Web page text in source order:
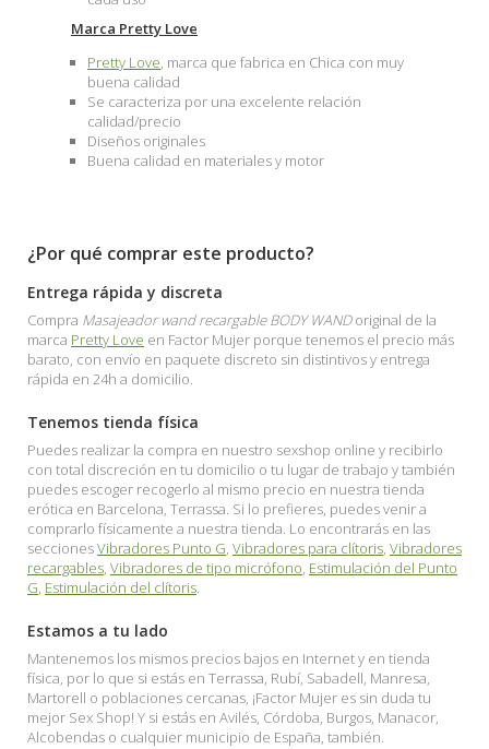
Marca Pretty Love
Pretty Love, marca que fabrica en Chica con muy
buena calidad
Se caracteriza por una excelente relación
calidad/precio
Diseños originales
Buena calidad en materiales y motor
¿Por qué comprar este producto?
Entrega rápida y discreta
Compra Masajeador wand recargable BODY WANDoriginal de la
marca Pretty Love en Factor Mujer porque tenemos el precio más
barato, con envío en paquete discreto sin distintivos y entrega
rápida en 24h a domicilio.
Tenemos tienda física
Puedes realizar la compra en nuestro sexshop online y recibirlo
con total discreción en tu domicilio o tu lugar de trabajo y también
puedes escoger recogerlo al mismo precio en nuestra tienda
erótica en Barcelona, Terrassa. Si lo prefieres, puedes venir a
comprarlo físicamente a nuestra tienda. Lo encontrarás en las
seccionesVibradores Punto G, Vibradores para clítoris, Vibradores
recargables, Vibradores de tipo micrófono, Estimulación del Punto
G, Estimulación del clítoris.
Estamos a tu lado
Mantenemos los mismos precios bajos en Internet y en tienda
física, por lo que si estás en Terrassa, Rubí, Sabadell, Manresa,
Martorell o poblaciones cercanas, ¡Factor Mujer es sin duda tu
mejor Sex Shop! Y si estás en Avilés, Córdoba, Burgos, Manacor,
Alcobendas o cualquier municipio de España, también.